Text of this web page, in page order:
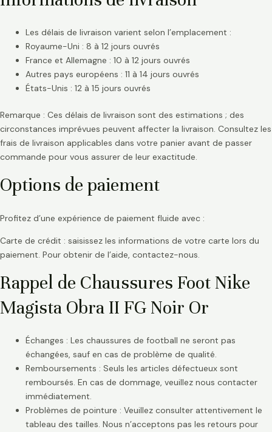
Les délais de livraison varient selon l’emplacement :
Royaume-Uni : 8 à 12 jours ouvrés
France et Allemagne : 10 à 12 jours ouvrés
Autres pays européens : 11 à 14 jours ouvrés
États-Unis : 12 à 15 jours ouvrés
Remarque : Ces délais de livraison sont des estimations ; des
circonstances imprévues peuvent affecter la livraison. Consultez les
frais de livraison applicables dans votre panier avant de passer
commande pour vous assurer de leur exactitude.
Options de paiement
Profitez d’une expérience de paiement fluide avec :
Carte de crédit : saisissez les informations de votre carte lors du
paiement. Pour obtenir de l’aide, contactez-nous.
Rappel de Chaussures Foot Nike
Magista Obra II FG Noir Or
Échanges : Les chaussures de football ne seront pas
échangées, sauf en cas de problème de qualité.
Remboursements : Seuls les articles défectueux sont
remboursés. En cas de dommage, veuillez nous contacter
immédiatement.
Problèmes de pointure : Veuillez consulter attentivement le
tableau des tailles. Nous n’acceptons pas les retours pour